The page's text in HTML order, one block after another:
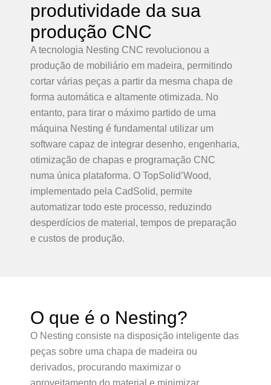
produtividade da sua
produção CNC
A tecnologia Nesting CNC revolucionou a
produção de mobiliário em madeira, permitindo
cortar várias peças a partir da mesma chapa de
forma automática e altamente otimizada. No
entanto, para tirar o máximo partido de uma
máquina Nesting é fundamental utilizar um
software capaz de integrar desenho, engenharia,
otimização de chapas e programação CNC
numa única plataforma. O TopSolid’Wood,
implementado pela CadSolid, permite
automatizar todo este processo, reduzindo
desperdícios de material, tempos de preparação
e custos de produção.
O que é o Nesting?
O Nesting consiste na disposição inteligente das
peças sobre uma chapa de madeira ou
derivados, procurando maximizar o
aproveitamento do material e minimizar